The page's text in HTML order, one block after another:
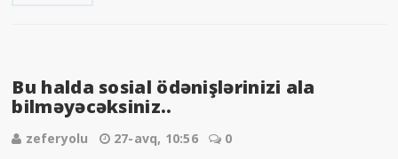
Bu halda sosial ödənişlərinizi ala
bilməyəcəksiniz..
zeferyolu 27-avq, 10:56 0